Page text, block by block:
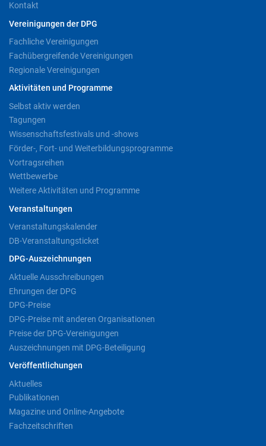
Kontakt
Vereinigungen der DPG
Fachliche Vereinigungen
Fachübergreifende Vereinigungen
Regionale Vereinigungen
Aktivitäten und Programme
Selbst aktiv werden
Tagungen
Wissenschaftsfestivals und -shows
Förder-, Fort- und Weiterbildungsprogramme
Vortragsreihen
Wettbewerbe
Weitere Aktivitäten und Programme
Veranstaltungen
Veranstaltungskalender
DB-Veranstaltungsticket
DPG-Auszeichnungen
Aktuelle Ausschreibungen
Ehrungen der DPG
DPG-Preise
DPG-Preise mit anderen Organisationen
Preise der DPG-Vereinigungen
Auszeichnungen mit DPG-Beteiligung
Veröffentlichungen
Aktuelles
Publikationen
Magazine und Online-Angebote
Fachzeitschriften